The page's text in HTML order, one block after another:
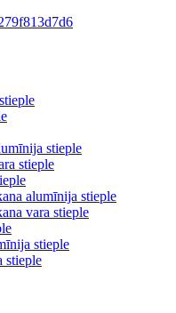
stieple
stieple
alumīnija stieple
vara stieple
stieple
stieple